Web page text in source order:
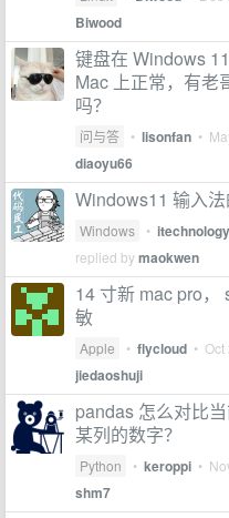
Biwood
键盘在 Windows
Mac 上正常，有老
吗？
问与答 • lisonfan •
diaoyu66
Windows11 输入
Windows • itechnology
replied bymaokwen
14 寸新 mac pro，
敏
Apple • flycloud • Oct
jiedaoshuji
pandas 怎么对比
某列的数字？
Python • keroppi •
shm7